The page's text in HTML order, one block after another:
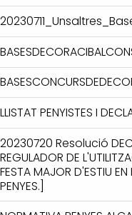
LLISTAT PENYISTES I
20230720 Resolució
REGULADOR DE
FESTA MAJOR D'ESTIU
PENYES.]